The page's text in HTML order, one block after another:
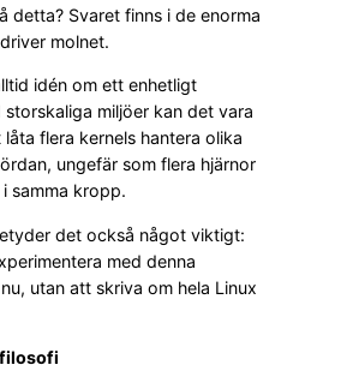
detta? Svaret finns i de enorma
molnet.
idén om ett enhetligt
miljöer kan det vara
flera kernels hantera olika
ungefär som flera hjärnor
samma kropp.
det också något viktigt:
med denna
utan att skriva om hela Linux